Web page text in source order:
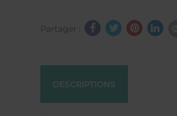
Partager :
DESCRIPTIONS